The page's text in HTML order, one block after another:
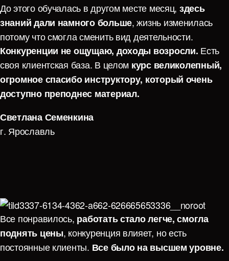
До этого обучалась в другом месте месяц, здесь
знаний дали намного больше, жизнь изменилась
потому что смогла сменить вид деятельности.
Конкуренции не ощущаю, доходы возросли. Есть
своя клиентская база. В целом курс великолепный,
огромное спасибо инструктору, который очень
доступно преподнес материал.
Светлана Семенкина
г. Ярославль
Все понравилось, работать стало легче, смогла
поднять цены, конкуренция влияет, но есть
постоянные клиенты. Все было на высшем уровне.